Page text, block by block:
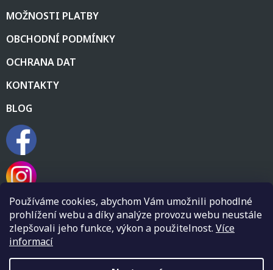
Používáme cookies, abychom Vám umožnili pohodlné
prohlížení webu a díky analýze provozu webu neustále
zlepšovali jeho funkce, výkon a použitelnost. Více
informací
MOŽNOSTI PLATBY
OBCHODNÍ PODMÍNKY
OCHRANA DAT
KONTAKTY
BLOG